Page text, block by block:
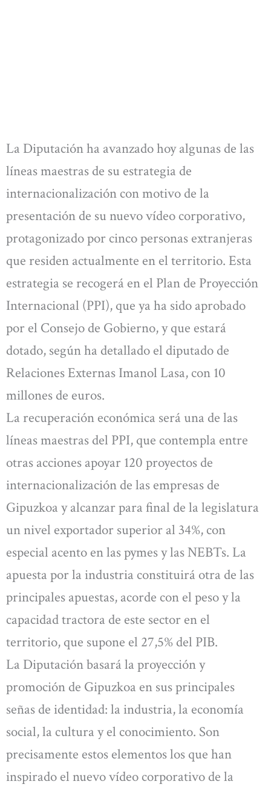
La Diputación ha avanzado hoy algunas de las
líneas maestras de su estrategia de
internacionalización con motivo de la
presentación de su nuevo vídeo corporativo,
protagonizado por cinco personas extranjeras
que residen actualmente en el territorio. Esta
estrategia se recogerá en el Plan de Proyección
Internacional (PPI), que ya ha sido aprobado
por el Consejo de Gobierno, y que estará
dotado, según ha detallado el diputado de
Relaciones Externas Imanol Lasa, con 10
millones de euros.
La recuperación económica será una de las
líneas maestras del PPI, que contempla entre
otras acciones apoyar 120 proyectos de
internacionalización de las empresas de
Gipuzkoa y alcanzar para final de la legislatura
un nivel exportador superior al 34%, con
especial acento en las pymes y las NEBTs. La
apuesta por la industria constituirá otra de las
principales apuestas, acorde con el peso y la
capacidad tractora de este sector en el
territorio, que supone el 27,5% del PIB.
La Diputación basará la proyección y
promoción de Gipuzkoa en sus principales
señas de identidad: la industria, la economía
social, la cultura y el conocimiento. Son
precisamente estos elementos los que han
inspirado el nuevo vídeo corporativo de la